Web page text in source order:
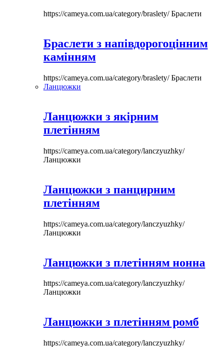
https://cameya.com.ua/category/braslety/Браслети
Браслети з напівдорогоцінним
камінням
https://cameya.com.ua/category/braslety/Браслети
Ланцюжки
Ланцюжки з якірним
плетінням
https://cameya.com.ua/category/lanczyuzhky/
Ланцюжки
Ланцюжки з панцирним
плетінням
https://cameya.com.ua/category/lanczyuzhky/
Ланцюжки
Ланцюжки з плетінням нонна
https://cameya.com.ua/category/lanczyuzhky/
Ланцюжки
Ланцюжки з плетінням ромб
https://cameya.com.ua/category/lanczyuzhky/